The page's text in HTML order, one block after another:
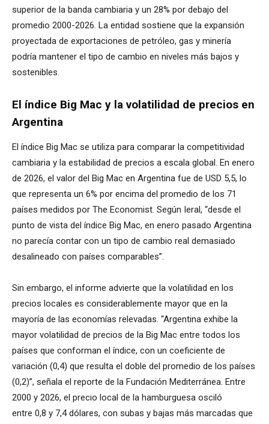
superior de la banda cambiaria y un 28% por debajo del
promedio 2000-2026. La entidad sostiene que la expansión
proyectada de exportaciones de petróleo, gas y minería
podría mantener el tipo de cambio en niveles más bajos y
sostenibles.
El índice Big Mac y la volatilidad de precios en
Argentina
El índice Big Mac se utiliza para comparar la competitividad
cambiaria y la estabilidad de precios a escala global. En enero
de 2026, el valor del Big Mac en Argentina fue de USD 5,5, lo
que representa un 6% por encima del promedio de los 71
países medidos por The Economist. Según Ieral, “desde el
punto de vista del índice Big Mac, en enero pasado Argentina
no parecía contar con un tipo de cambio real demasiado
desalineado con países comparables”.
Sin embargo, el informe advierte que la volatilidad en los
precios locales es considerablemente mayor que en la
mayoría de las economías relevadas. “Argentina exhibe la
mayor volatilidad de precios de la Big Mac entre todos los
países que conforman el índice, con un coeficiente de
variación (0,4) que resulta el doble del promedio de los países
(0,2)”, señala el reporte de la Fundación Mediterránea. Entre
2000 y 2026, el precio local de la hamburguesa osciló
entre 0,8 y 7,4 dólares, con subas y bajas más marcadas que